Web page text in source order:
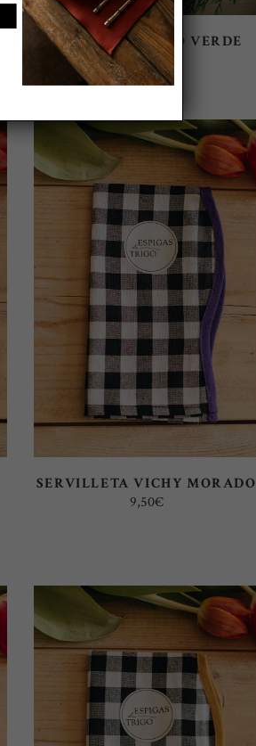
SERVILLETA LINO VERDE
10,50€
SELECT OPTIONS
SERVILLETA VICHY MORADO
9,50€